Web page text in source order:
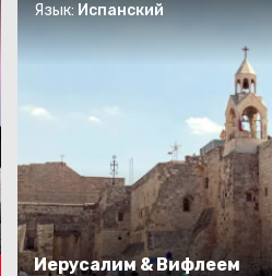
Иерусалим & Вифлеем
Язык: Испанский